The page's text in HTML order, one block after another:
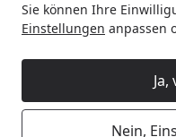
Sie können Ihre
Einstellungen anpassen
Nein,